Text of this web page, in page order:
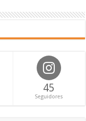
45
Seguidores